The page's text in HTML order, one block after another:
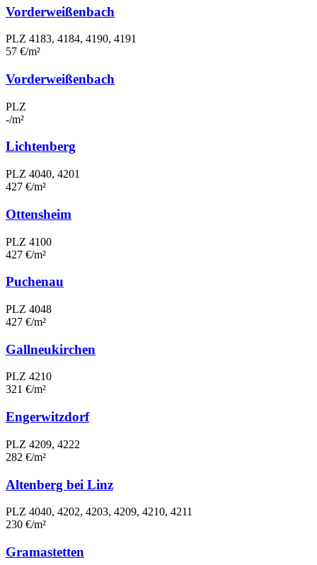
Vorderweißenbach
PLZ 4183, 4184, 4190, 4191
57 €/m²
Vorderweißenbach
PLZ
-/m²
Lichtenberg
PLZ 4040, 4201
427 €/m²
Ottensheim
PLZ 4100
427 €/m²
Puchenau
PLZ 4048
427 €/m²
Gallneukirchen
PLZ 4210
321 €/m²
Engerwitzdorf
PLZ 4209, 4222
282 €/m²
Altenberg bei Linz
PLZ 4040, 4202, 4203, 4209, 4210, 4211
230 €/m²
Gramastetten